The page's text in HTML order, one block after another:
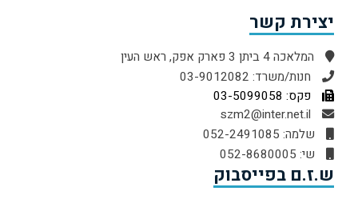
יצירת קשר
המלאכה 4 ביתן 3 פארק אפק, ראש העין
חנות/משרד: 03-9012082
פקס: 03-5099058
szm2@inter.net.il
שלמה: 052-2491085
שי: 052-8680005
ש.ז.ם בפייסבוק